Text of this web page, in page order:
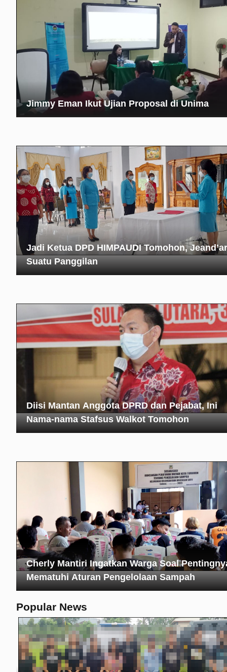
Popular News
Jimmy Eman Ikut Ujian Proposal di Unima
Jadi Ketua DPD HIMPAUDI Tomohon,
Suatu Panggilan
Diisi Mantan Anggota DPRD dan Pejabat, Ini
Nama-nama Stafsus Walkot Tomohon
Cherly Mantiri Ingatkan Warga Soal
Mematuhi Aturan Pengelolaan Sampah